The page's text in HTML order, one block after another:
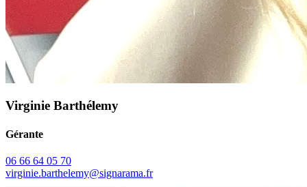
Virginie Barthélemy
Gérante
06 66 64 05 70
virginie.barthelemy@signarama.fr